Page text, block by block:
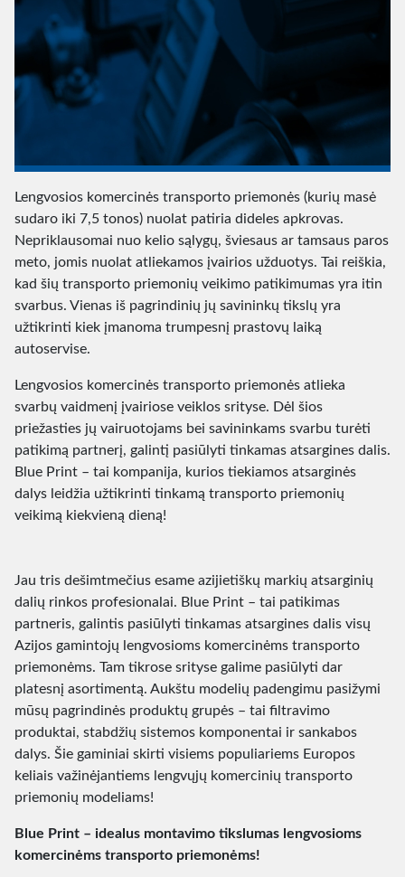
Lengvosios komercinės transporto priemonės (kurių masė
sudaro iki 7,5 tonos) nuolat patiria dideles apkrovas.
Nepriklausomai nuo kelio sąlygų, šviesaus ar tamsaus paros
meto, jomis nuolat atliekamos įvairios užduotys. Tai reiškia,
kad šių transporto priemonių veikimo patikimumas yra itin
svarbus. Vienas iš pagrindinių jų savininkų tikslų yra
užtikrinti kiek įmanoma trumpesnį prastovų laiką
autoservise.
Lengvosios komercinės transporto priemonės atlieka
svarbų vaidmenį įvairiose veiklos srityse. Dėl šios
priežasties jų vairuotojams bei savininkams svarbu turėti
patikimą partnerį, galintį pasiūlyti tinkamas atsargines dalis.
Blue Print – tai kompanija, kurios tiekiamos atsarginės
dalys leidžia užtikrinti tinkamą transporto priemonių
veikimą kiekvieną dieną!
Jau tris dešimtmečius esame azijietiškų markių atsarginių
dalių rinkos profesionalai. Blue Print – tai patikimas
partneris, galintis pasiūlyti tinkamas atsargines dalis visų
Azijos gamintojų lengvosioms komercinėms transporto
priemonėms. Tam tikrose srityse galime pasiūlyti dar
platesnį asortimentą. Aukštu modelių padengimu pasižymi
mūsų pagrindinės produktų grupės – tai filtravimo
produktai, stabdžių sistemos komponentai ir sankabos
dalys. Šie gaminiai skirti visiems populiariems Europos
keliais važinėjantiems lengvųjų komercinių transporto
priemonių modeliams!
Blue Print – idealus montavimo tikslumas lengvosioms
komercinėms transporto priemonėms!